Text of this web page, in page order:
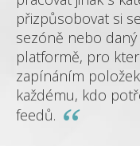
přizpůsobovat si
sezóně nebo
platformě, pro
zapínáním
každému, kdo
feedů.